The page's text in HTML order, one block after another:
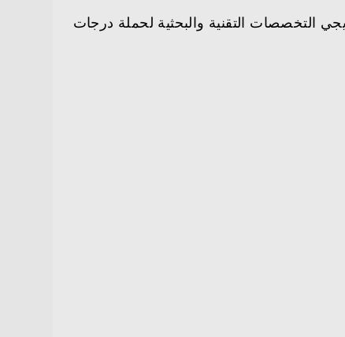
التخصصات التقنية والبحثية لحملة درجات